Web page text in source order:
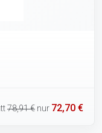
78,91 € nur 72,70 €